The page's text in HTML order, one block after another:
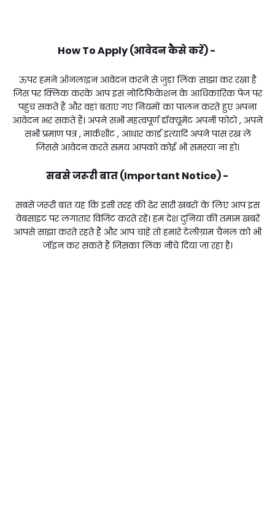
How To Apply (आवेदन कैसे करें) -
ऊपर हमने ऑनलाइन आवेदन करने से जुड़ा लिंक साझा कर रखा है
जिस पर क्लिक करके आप इस नोटिफिकेशन के आधिकारिक पेज पर
पहुंच सकते हैं और वहां बताए गए नियमों का पालन करते हुए अपना
आवेदन भर सकते हैं। अपने सभी महत्वपूर्ण डॉक्यूमेंट अपनी फोटो , अपने
सभी प्रमाण पत्र , मार्कशीट , आधार कार्ड इत्यादि अपने पास रख लें
जिससे आवेदन करते समय आपको कोई भी समस्या ना हो।
सबसे जरूरी बात (Important Notice) -
सबसे जरूरी बात यह कि इसी तरह की ढेर सारी खबरों के लिए आप इस
वेबसाइट पर लगातार विजिट करते रहें। हम देश दुनिया की तमाम खबरें
आपसे साझा करते रहते हैं और आप चाहें तो हमारे टेलीग्राम चैनल को भी
जॉइन कर सकते हैं जिसका लिंक नीचे दिया जा रहा है।